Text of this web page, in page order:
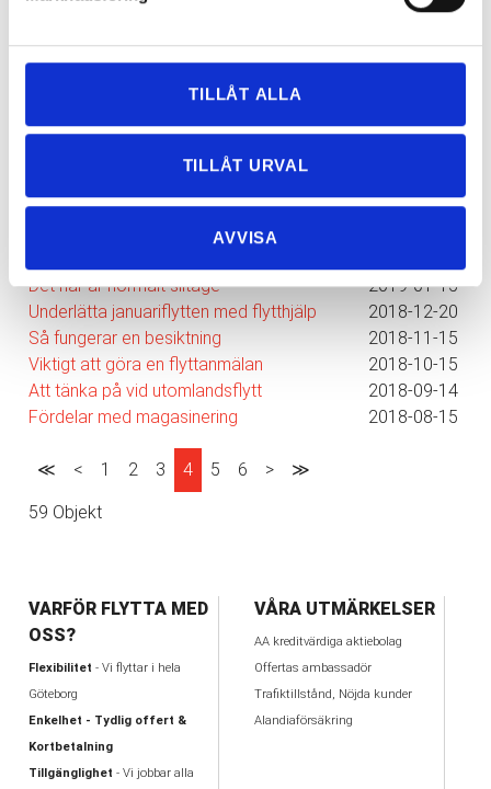
TILLÅT ALLA
TILLÅT URVAL
AVVISA
Nyhetsarkiv
Tips för en effektiv flyttpackning
2019-05-29
Bostadsmarknaden påverkar antalet flyttar
Det här är normalt slitage
2019-01-15
Underlätta januariflytten med flytthjälp
2018-12-20
Så fungerar en besiktning
2018-11-15
Viktigt att göra en flyttanmälan
2018-10-15
Att tänka på vid utomlandsflytt
2018-09-14
Fördelar med magasinering
2018-08-15
≪ < 1 2 3 4 5 6 > ≫
59 Objekt
VARFÖR FLYTTA MED
OSS?
Flexibilitet - Vi flyttar i hela
Göteborg
Enkelhet - Tydlig offert &
Kortbetalning
Tillgänglighet - Vi jobbar alla
VÅRA UTMÄRKELSER
AA kreditvärdiga aktiebolag
Offertas ambassadör
Trafiktillstånd, Nöjda kunder
Alandiaförsäkring